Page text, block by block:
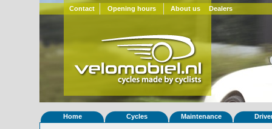
Contact Opening hours About us Dealers
Home Cycles Maintenance